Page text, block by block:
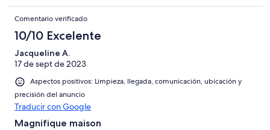
Comentario verificado
10/10 Excelente
Jacqueline A.
17 de sept de 2023
Aspectos positivos: Limpieza, llegada, comunicación, ubicación y
precisión del anuncio
Traducir con Google
Magnifique maison